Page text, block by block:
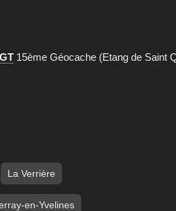
15ème Géocache (Etang de Saint
La Verrière
en-Yvelines